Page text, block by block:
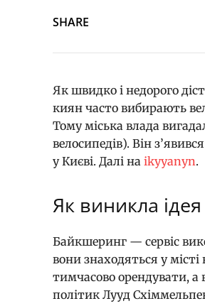
SHARE
Як швидко і недорого
киян часто вибирають
Тому міська влада
велосипедів). Він
у Києві. Далі на ikyyanyn.
Як виникла
Байкшеринг — сервіс
вони знаходяться у
тимчасово орендувати, а
політик Лууд